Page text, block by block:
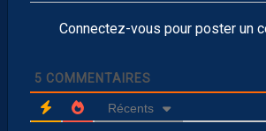
Connectez-vous pour poster un
5 COMMENTAIRES
Récents